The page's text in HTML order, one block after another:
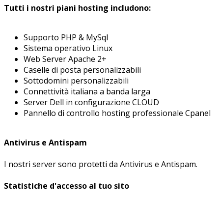
Tutti i nostri piani hosting includono:
Supporto PHP & MySql
Sistema operativo Linux
Web Server Apache 2+
Caselle di posta personalizzabili
Sottodomini personalizzabili
Connettività italiana a banda larga
Server Dell in configurazione CLOUD
Pannello di controllo hosting professionale Cpanel
Antivirus e Antispam
I nostri server sono protetti da Antivirus e Antispam.
Statistiche d'accesso al tuo sito